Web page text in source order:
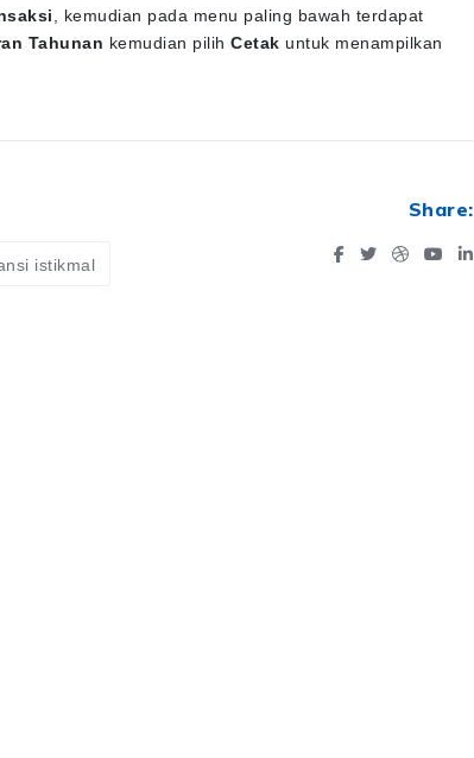
, kemudian pada menu paling bawah terdapat
Tahunan kemudian pilihCetak untuk menampilkan
istikmal
Share: